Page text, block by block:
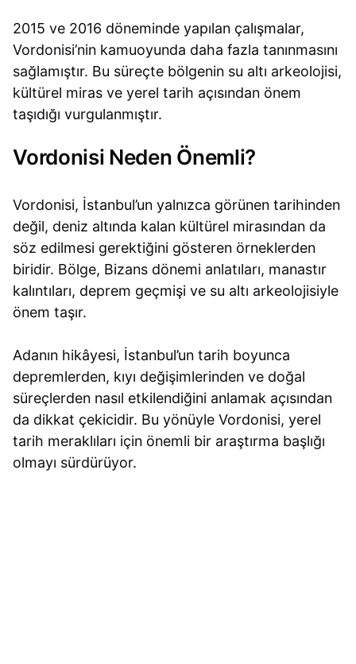
2015 ve 2016 döneminde yapılan çalışmalar,
Vordonisi’nin kamuoyunda daha fazla tanınmasını
sağlamıştır. Bu süreçte bölgenin su altı arkeolojisi,
kültürel miras ve yerel tarih açısından önem
taşıdığı vurgulanmıştır.
Vordonisi Neden Önemli?
Vordonisi, İstanbul’un yalnızca görünen tarihinden
değil, deniz altında kalan kültürel mirasından da
söz edilmesi gerektiğini gösteren örneklerden
biridir. Bölge, Bizans dönemi anlatıları, manastır
kalıntıları, deprem geçmişi ve su altı arkeolojisiyle
önem taşır.
Adanın hikâyesi, İstanbul’un tarih boyunca
depremlerden, kıyı değişimlerinden ve doğal
süreçlerden nasıl etkilendiğini anlamak açısından
da dikkat çekicidir. Bu yönüyle Vordonisi, yerel
tarih meraklıları için önemli bir araştırma başlığı
olmayı sürdürüyor.